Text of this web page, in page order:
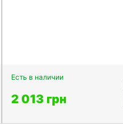
Есть в наличии
2 013 грн